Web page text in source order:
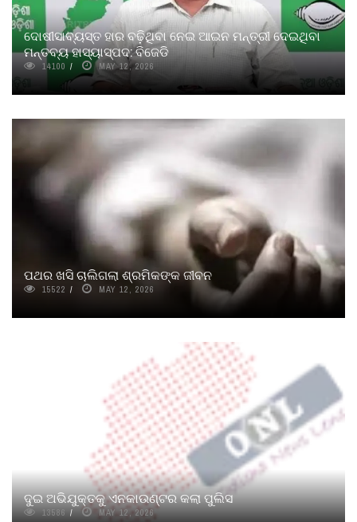
ଦୋଷୀସାବ୍ୟସ୍ତ ହାର ବଢ଼ିଥିବା ନେଇ ଆଇନ ମନ୍ତ୍ରୀ ଦେଇଥିବା
ମନ୍ତବ୍ୟ ହାସ୍ୟାସ୍ପଦ: ବିଜେଡି
14100 MAY 12, 2026
ପଥର ଖସି ଚାଲିଗଲା ଶ୍ରମିକଙ୍କ ଜୀବନ
15522 MAY 12, 2026
ଦୁଇ ଅଭିଯୁକ୍ତକୁ ଏନକାଉଣ୍ଟର କଲା ପୁଲିସ
13586 MAY 12, 2026